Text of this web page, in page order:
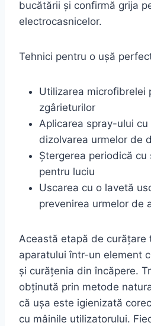
bucătării și confirmă grija
electrocasnicelor.
Tehnici pentru o ușă
Utilizarea microfibrelei
zgârieturilor
Aplicarea spray-ului
dizolvarea urmelor de
Ștergerea periodică cu
pentru luciu
Uscarea cu o lavetă
prevenirea urmelor de
Această etapă de curățare
aparatului într-un element
și curățenia din încăpere.
obținută prin metode
că ușa este igienizată
cu mâinile utilizatorului.